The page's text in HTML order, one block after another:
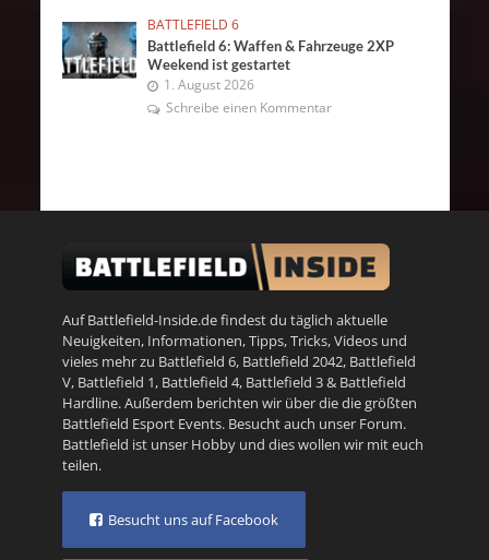
BATTLEFIELD 6
Battlefield 6: Waffen & Fahrzeuge 2XP
Weekend ist gestartet
1. August 2026
Schreibe einen Kommentar
Auf Battlefield-Inside.de findest du täglich aktuelle
Neuigkeiten, Informationen, Tipps, Tricks, Videos und
vieles mehr zu Battlefield 6, Battlefield 2042, Battlefield
V, Battlefield 1, Battlefield 4, Battlefield 3& Battlefield
Hardline. Außerdem berichten wir über die die größten
Battlefield Esport Events. Besucht auch unser Forum.
Battlefield ist unser Hobby und dies wollen wir mit euch
teilen.
Besucht uns auf Facebook